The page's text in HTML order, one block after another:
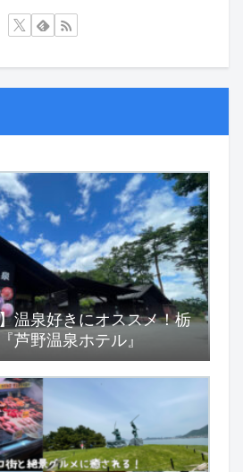
温泉好きにオススメ！栃
芦野温泉ホテル』